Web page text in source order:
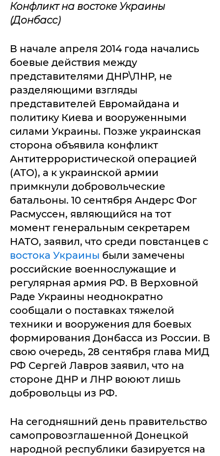
Конфликт на востоке Украины
(Донбасс)
В начале апреля 2014 года начались
боевые действия между
представителями ДНР\ЛНР, не
разделяющими взгляды
представителей Евромайдана и
политику Киева и вооруженными
силами Украины. Позже украинская
сторона объявила конфликт
Антитеррористической операцией
(АТО), а к украинской армии
примкнули добровольческие
батальоны. 10 сентября Андерс Фог
Расмуссен, являющийся на тот
момент генеральным секретарем
НАТО, заявил, что среди повстанцев с
востока Украины были замечены
российские военнослужащие и
регулярная армия РФ. В Верховной
Раде Украины неоднократно
сообщали о поставках тяжелой
техники и вооружения для боевых
формирования Донбасса из России. В
свою очередь, 28 сентября глава МИД
РФ Сергей Лавров заявил, что на
стороне ДНР и ЛНР воюют лишь
добровольцы из РФ.
На сегодняшний день правительство
самопровозглашенной Донецкой
народной республики базируется на